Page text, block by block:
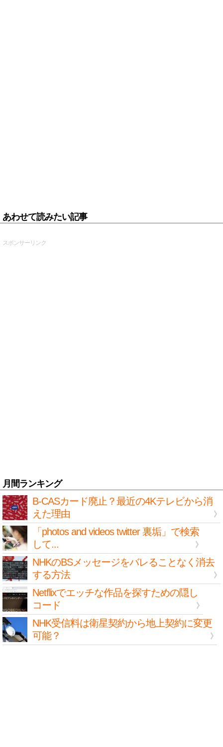
あわせて読みたい記事
スポンサーリンク
月間ランキング
B-CASカード廃止？最近の4Kテレビから消
えた理由
「photos and videos twitter 裏垢」で検索
して...
NHKのBSメッセージをバレることなく消去
する方法
Netflixでエッチな作品を探すための隠し
コード
NHK受信料は衛星契約から地上契約に変更
可能？